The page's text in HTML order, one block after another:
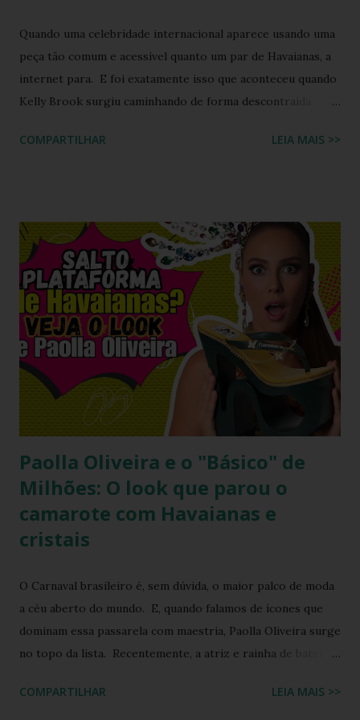
Quando uma celebridade internacional aparece usando uma
peça tão comum e acessível quanto um par de Havaianas, a
internet para. E foi exatamente isso que aconteceu quando
Kelly Brook surgiu caminhando de forma descontraída
que se tornou rapidamente uma inspiração para fãs de
“estilo real da vida real”: confortável, descomplicado e
totalmente copiável. É aquele tipo de visual que mostra
que moda não precisa ser cara, extravagante ou complexa e
que até as celebridades mais glamourosas valorizam peças
acessíveis que todo mundo pode ter. Hoje você vai ver por
que esse look viralizou, como a atriz combinou o modelo
Top preto, por que celebridades adoram esse clássico
brasileiro e como você pode reproduzir o visual da Kelly
Brook com facilidade. Vamos mergu...
COMPARTILHAR LEIA MAIS >>
Paolla Oliveira e o "Básico" de
Milhões: O look que parou o
camarote com Havaianas e
cristais
O Carnaval brasileiro é, sem dúvida, o maior palco de moda
a céu aberto do mundo. E, quando falamos de ícones que
dominam essa passarela com maestria, Paolla Oliveira surge
no topo da lista. Recentemente, a atriz e rainha de bateria
preparação para o Camarote Havaianas , na Sapucaí. Com o
COMPARTILHAR LEIA MAIS >>